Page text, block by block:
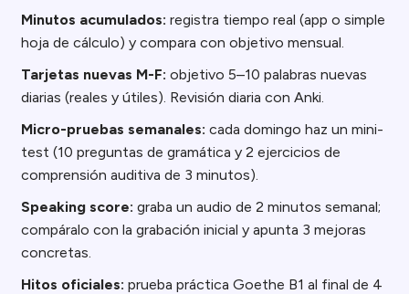
Minutos acumulados: registra tiempo real (app o simple
hoja de cálculo) y compara con objetivo mensual.
Tarjetas nuevas M-F: objetivo 5–10 palabras nuevas
diarias (reales y útiles). Revisión diaria con Anki.
Micro-pruebas semanales: cada domingo haz un mini-
test (10 preguntas de gramática y 2 ejercicios de
comprensión auditiva de 3 minutos).
Speaking score: graba un audio de 2 minutos semanal;
compáralo con la grabación inicial y apunta 3 mejoras
concretas.
Hitos oficiales: prueba práctica Goethe B1 al final de 4